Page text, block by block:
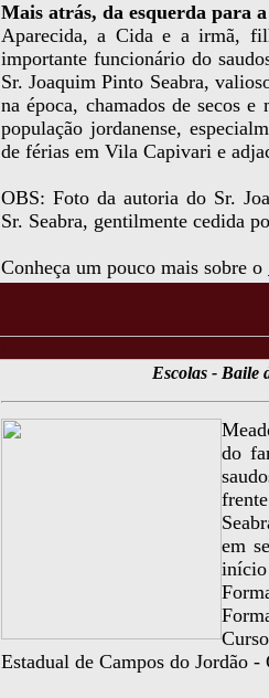
Mais atrás, da esquerda para
Aparecida, a Cida e a irmã,
importante funcionário do
Sr. Joaquim Pinto Seabra,
na época, chamados de secos
população jordanense,
de férias em Vila Capivari e
OBS: Foto da autoria do Sr.
Sr. Seabra, gentilmente cedida
Conheça um pouco mais sobre o
Escolas - Baile
do
em
Estadual de Campos do Jordão